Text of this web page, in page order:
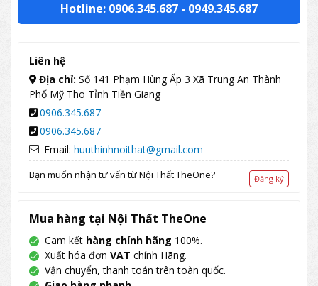
Hotline: 0906.345.687 - 0949.345.687
Liên hệ
Địa chỉ: Số 141 Phạm Hùng Ấp 3 Xã Trung An Thành
Phố Mỹ Tho Tỉnh Tiền Giang
0906.345.687
0906.345.687
Email: huuthinhnoithat@gmail.com
Bạn muốn nhận tư vấn từ Nội Thất TheOne? Đăng ký
Mua hàng tại Nội Thất TheOne
Cam kết hàng chính hãng 100%.
Xuất hóa đơn VAT chính Hãng.
Vận chuyển, thanh toán trên toàn quốc.